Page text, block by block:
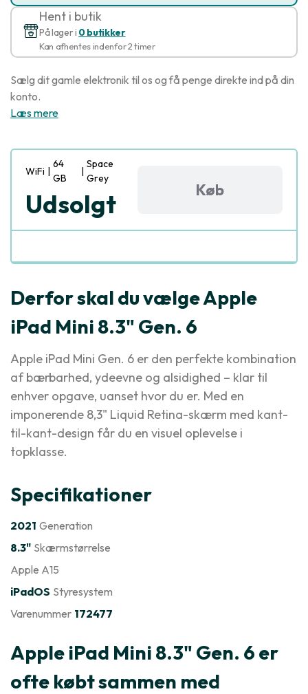
Hent i butik
På lager i 0 butikker
Kan afhentes indenfor 2 timer
Sælg dit gamle elektronik til os og få penge direkte ind på din
konto.
Læs mere
WiFi |
64
GB
|
Space
Grey
Udsolgt Køb
Derfor skal du vælge Apple
iPad Mini 8.3" Gen. 6
Apple iPad Mini Gen. 6 er den perfekte kombination
af bærbarhed, ydeevne og alsidighed – klar til
enhver opgave, uanset hvor du er. Med en
imponerende 8,3" Liquid Retina-skærm med kant-
til-kant-design får du en visuel oplevelse i
topklasse.
Specifikationer
2021 Generation
8.3" Skærmstørrelse
Apple A15
iPadOS Styresystem
Varenummer 172477
Apple iPad Mini 8.3" Gen. 6 er
ofte købt sammen med